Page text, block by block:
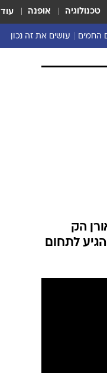
טכנולוגיה אופנה עוד
החמים עושים את זה נכון
הק
לתחום